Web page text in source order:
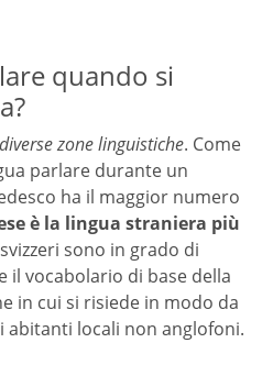
quando si
zone linguistiche. Come
parlare durante un
ha il maggior numero
è la lingua straniera più
sono in grado di
il vocabolario di base della
in cui si risiede in modo da
abitanti locali non anglofoni.